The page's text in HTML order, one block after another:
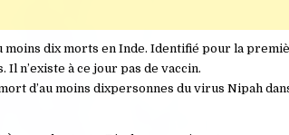
moins dix morts en Inde. Identifié pour la
n’existe à ce jour pas de vaccin.
d’au moins dixpersonnes du virus Nipah